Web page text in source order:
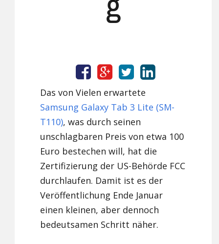
Das von Vielen erwartete
Samsung Galaxy Tab 3 Lite (SM-
T110), was durch seinen
unschlagbaren Preis von etwa 100
Euro bestechen will, hat die
Zertifizierung der US-Behörde FCC
durchlaufen. Damit ist es der
Veröffentlichung Ende Januar
einen kleinen, aber dennoch
bedeutsamen Schritt näher.